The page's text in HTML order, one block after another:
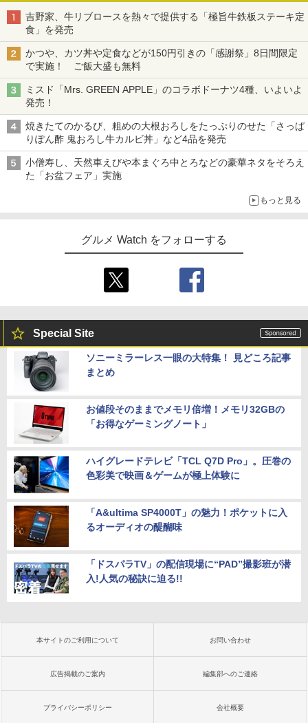
吉野家、牛リブロースを熱々で提供する「極旨牛鉄板ステーキ定
食」を発売
かつや、カツ丼や定食などが150円引きの「感謝祭」8日間限定
で実施！ ご飯大盛も無料
ミスド「Mrs. GREEN APPLE」のコラボドーナツ4種、いよいよ
発売！
焼きたてのかるび、粗めの大根おろしをたっぷりのせた「さっぱ
りぽん酢 鬼おろし牛カルビ丼」など4品を発売
小僧寿し、天然車えびや本まぐろ中とろなどの豪華ネタをそろえ
た「お盆フェア」実施
もっと見る
グルメ Watch をフォローする
Special Site
ソニーミラーレス一眼の大特集！ 見どころ記事
まとめ
お値段そのままでメモリ倍増！メモリ32GBの
「お得なゲーミングノート」
ハイグレードテレビ「TCL Q7D Pro」。圧巻の
色彩美で映画＆ゲームが極上体験に
「A&ultima SP4000T」の魅力！ポケットに入
るオーディオの醍醐味
「ドスパラTV」の配信現場に“PAD”撮影班が潜
入!人気の秘訣に迫る!!
本サイトのご利用について お問い合わせ
広告掲載のご案内 編集部へのご連絡
プライバシーポリシー 会社概要